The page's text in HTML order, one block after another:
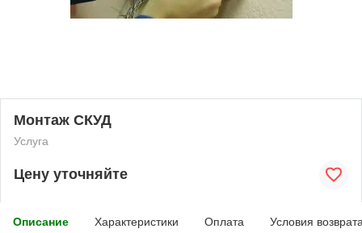
Монтаж СКУД
Услуга
Цену уточняйте
Описание Характеристики Оплата Условия